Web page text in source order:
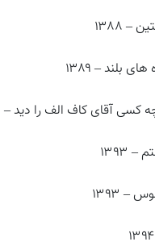
۱۳۸۸
بلند – ۱۳۸۹
آقای کاف الف را دید – ۱۳۹۰
۱۳۹۳
۱۳۹۳